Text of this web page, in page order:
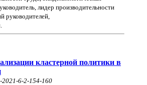
лидер производительности
руководителей,
кластерной политики в
6-2-154-160